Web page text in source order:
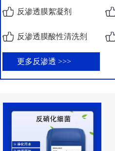
反渗透膜絮凝剂
反渗透膜酸性清洗剂
更多反渗透 >>>